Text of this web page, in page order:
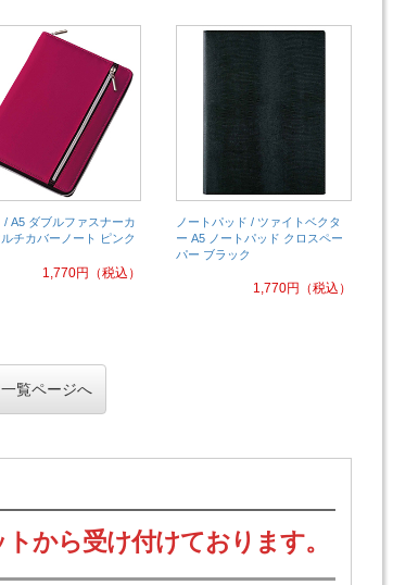
/ A5 ダブルファスナーカ
チカバーノート ピンク
1,770円 （税込）
ノートパッド / ツァイトベクタ
ー A5 ノートパッド クロスペー
パー ブラック
1,770円 （税込）
覧ページへ
から受け付けております。